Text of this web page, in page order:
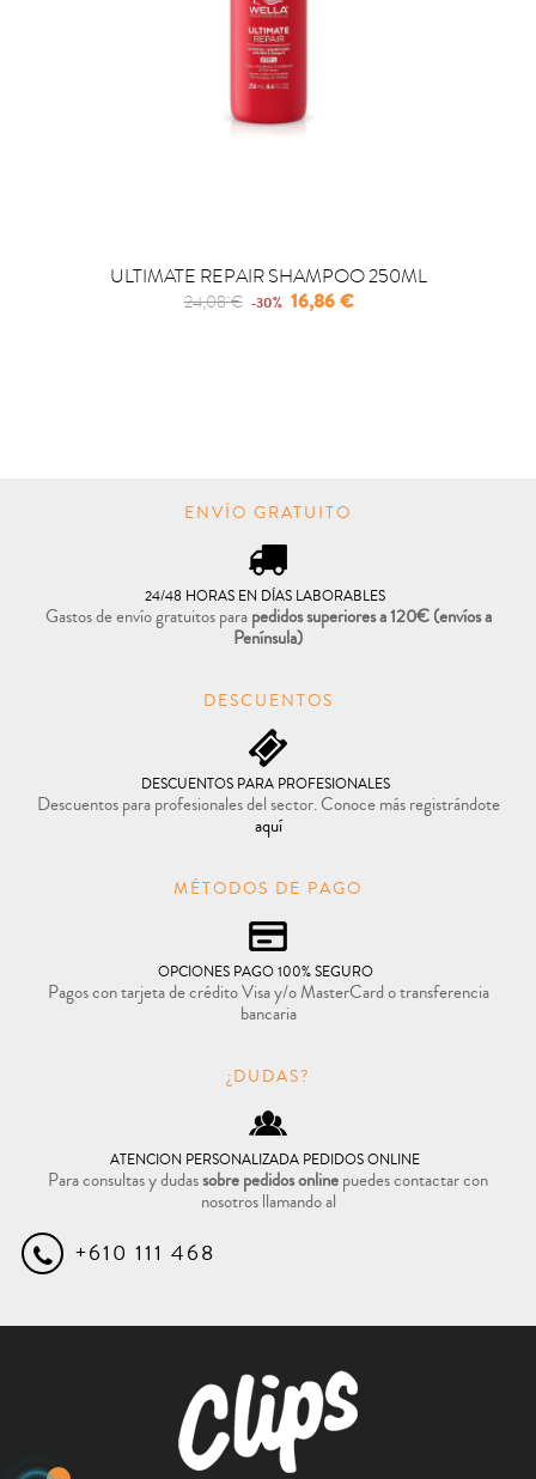
ULTIMATE REPAIR SHAMPOO 250ML
Regular
24,08 € -30% Precio
16,86 €
ENVÍO GRATUITO
24/48 HORAS EN DÍAS LABORABLES
Gastos de envío gratuitos parapedidos superiores a 120€(envíos a
Península)
DESCUENTOS
DESCUENTOS PARA PROFESIONALES
Descuentos para profesionales del sector. Conoce más registrándote
aquí
MÉTODOS DE PAGO
OPCIONES PAGO 100% SEGURO
Pagos con tarjeta de crédito Visa y/o MasterCard o transferencia
bancaria
¿DUDAS?
ATENCION PERSONALIZADA PEDIDOS ONLINE
Para consultas y dudassobre pedidos onlinepuedes contactar con
nosotros llamando al
+610 111 468